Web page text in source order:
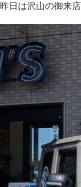
昨日は沢山の御来